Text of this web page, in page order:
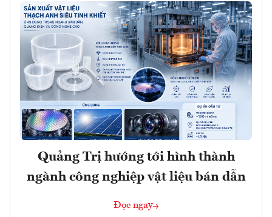
Quảng Trị hướng tới hình thành
ngành công nghiệp vật liệu bán dẫn
Đọc ngay